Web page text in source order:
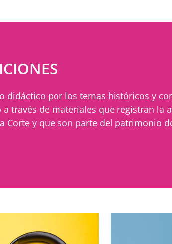
didáctico por los temas históricos y
a través de materiales que registran la
Corte y que son parte del patrimonio